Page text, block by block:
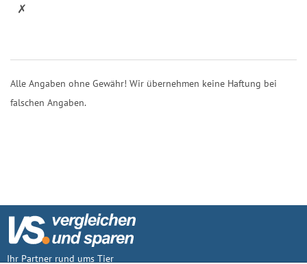
✗
Alle Angaben ohne Gewähr! Wir übernehmen keine Haftung bei
falschen Angaben.
Ihr Partner rund ums Tier